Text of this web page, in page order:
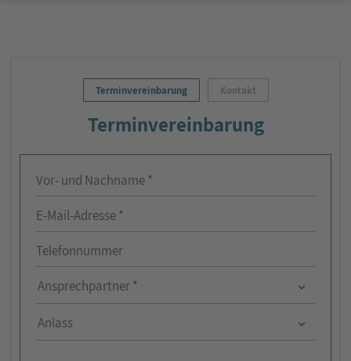
Terminvereinbarung Kontakt
Terminvereinbarung
Vor- und Nachname *
E-Mail-Adresse *
Telefonnummer
Ansprechpartner *
Anlass